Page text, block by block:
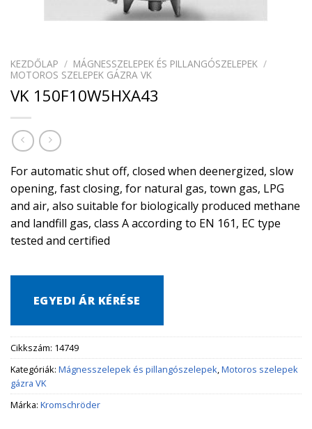
KEZDŐLAP / MÁGNESSZELEPEK ÉS PILLANGÓSZELEPEK /
MOTOROS SZELEPEK GÁZRA VK
VK 150F10W5HXA43
For automatic shut off, closed when deenergized, slow
opening, fast closing, for natural gas, town gas, LPG
and air, also suitable for biologically produced methane
and landfill gas, class A according to EN 161, EC type
tested and certified
EGYEDI ÁR KÉRÉSE
Cikkszám: 14749
Kategóriák: Mágnesszelepek és pillangószelepek,Motoros szelepek
gázra VK
Márka: Kromschröder